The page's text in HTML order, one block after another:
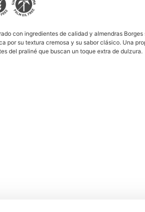
con ingredientes de calidad y almendras
por su textura cremosa y su sabor clásico. Una
del praliné que buscan un toque extra de dulzura.